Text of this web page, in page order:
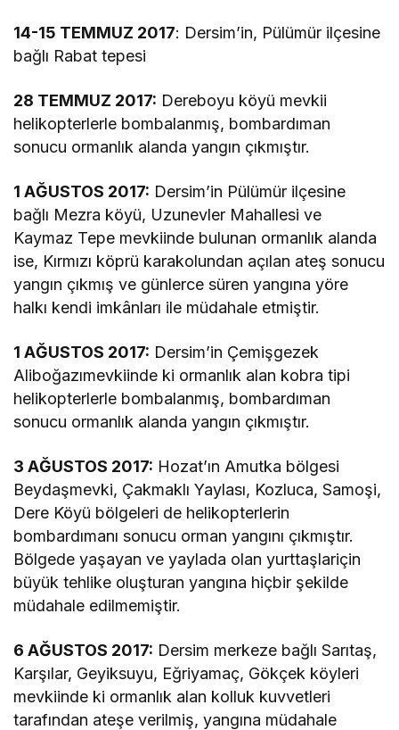
14-15 TEMMUZ 2017: Dersim’in, Pülümür ilçesine
bağlı Rabat tepesi
28 TEMMUZ 2017: Dereboyu köyü mevkii
helikopterlerle bombalanmış, bombardıman
sonucu ormanlık alanda yangın çıkmıştır.
1 AĞUSTOS 2017: Dersim’in Pülümür ilçesine
bağlı Mezra köyü, Uzunevler Mahallesi ve
Kaymaz Tepe mevkiinde bulunan ormanlık alanda
ise, Kırmızı köprü karakolundan açılan ateş sonucu
yangın çıkmış ve günlerce süren yangına yöre
halkı kendi imkânları ile müdahale etmiştir.
1 AĞUSTOS 2017: Dersim’in Çemişgezek
Aliboğazımevkiinde ki ormanlık alan kobra tipi
helikopterlerle bombalanmış, bombardıman
sonucu ormanlık alanda yangın çıkmıştır.
3 AĞUSTOS 2017: Hozat’ın Amutka bölgesi
Beydaşmevki, Çakmaklı Yaylası, Kozluca, Samoşi,
Dere Köyü bölgeleri de helikopterlerin
bombardımanı sonucu orman yangını çıkmıştır.
Bölgede yaşayan ve yaylada olan yurttaşlariçin
büyük tehlike oluşturan yangına hiçbir şekilde
müdahale edilmemiştir.
6 AĞUSTOS 2017: Dersim merkeze bağlı Sarıtaş,
Karşılar, Geyiksuyu, Eğriyamaç, Gökçek köyleri
mevkiinde ki ormanlık alan kolluk kuvvetleri
tarafından ateşe verilmiş, yangına müdahale